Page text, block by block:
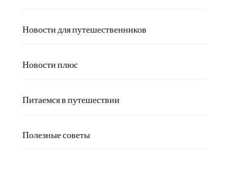
Новости для путешественников
Новости плюс
Питаемся в путешествии
Полезные советы